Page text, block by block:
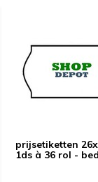
prijsetiketten
1ds à 36 rol -